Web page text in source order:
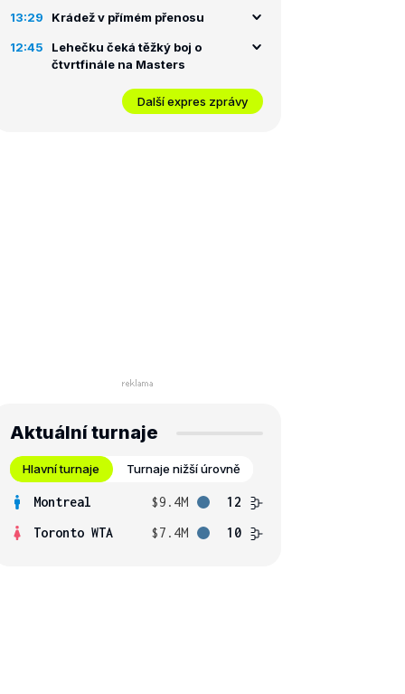
13:29 Krádež v přímém přenosu
12:45
Lehečku čeká těžký boj o
čtvrtfinále na Masters
Další expres zprávy
Aktuální turnaje
Hlavní turnaje Turnaje nižší úrovně
Montreal $9.4M
12
Toronto WTA
$7.4M 10